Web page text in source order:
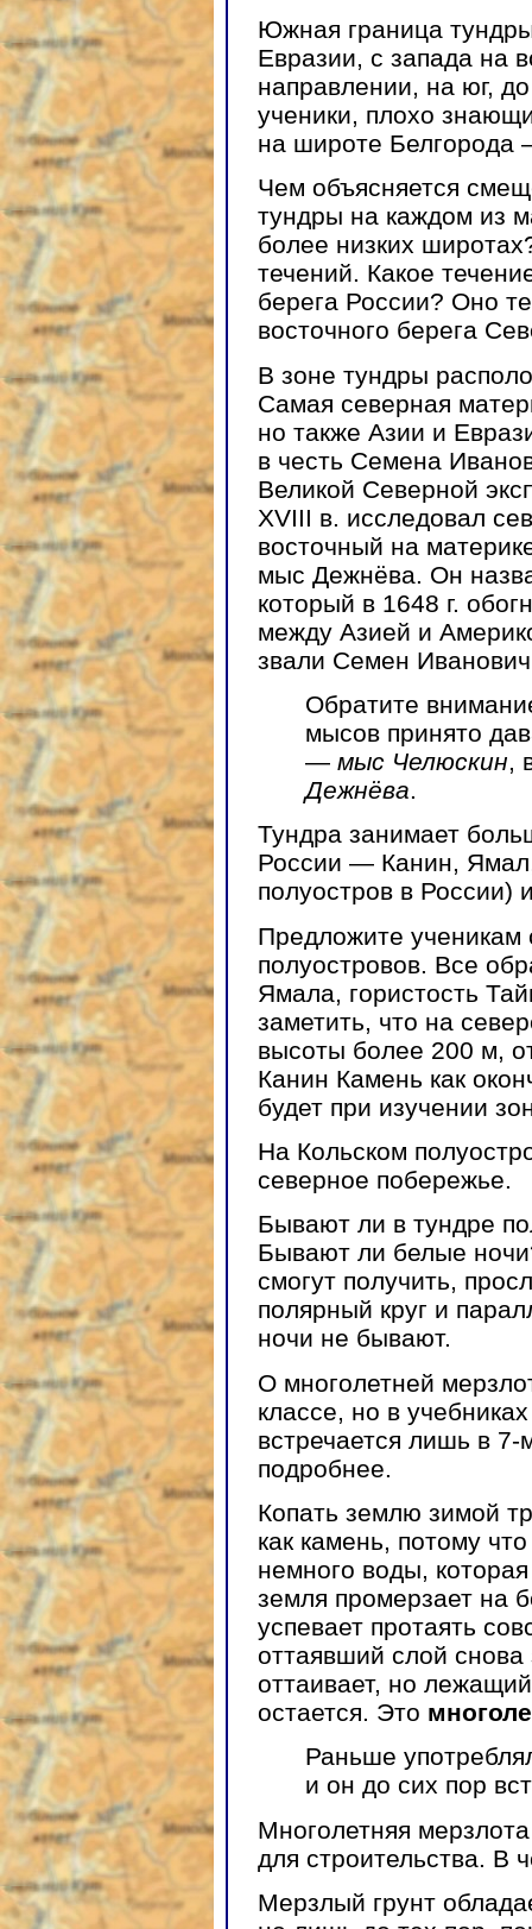
Южная граница
Евразии, с запада на
направлении, на юг,
ученики, плохо
на широте Белгорода
Чем объясняется
тундры на каждом из
более низких
течений. Какое
берега России? Оно
восточного берега
В зоне тундры
Самая северная
но также Азии и
в честь Семена
Великой Северной
XVIII в. исследовал
восточный на
мыс Дежнёва. Он
который в 1648 г.
между Азией и
звали Семен
Обратите
мысов принято
— мыс Челюскин,
Дежнёва.
Тундра занимает
России — Канин,
полуостров в России)
Предложите ученикам
полуостровов. Все
Ямала, гористость
заметить, что на
высоты более 200 м,
Канин Камень как
будет при изучении
На Кольском
северное побережье.
Бывают ли в тундре
Бывают ли белые
смогут получить,
полярный круг и
ночи не бывают.
О многолетней
классе, но в
встречается лишь в
подробнее.
Копать землю зимой
как камень, потому
немного воды,
земля промерзает на
успевает протаять
оттаявший слой снова
оттаивает, но
остается. Это
Раньше
и он до сих пор
Многолетняя
для строительства. В
Мерзлый грунт